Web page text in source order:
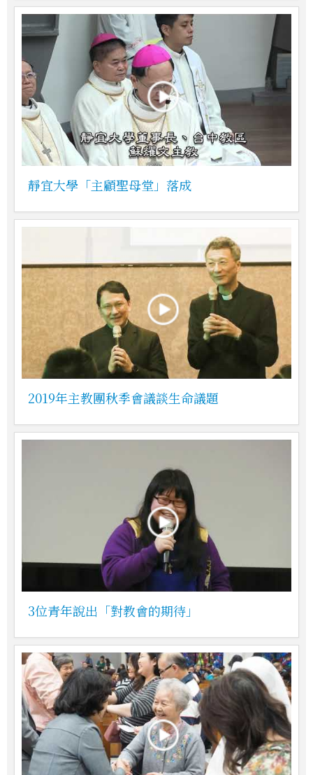
靜宜大學「主顧聖母堂」落成
2019年主教團秋季會議談生命議題
3位青年說出「對教會的期待」